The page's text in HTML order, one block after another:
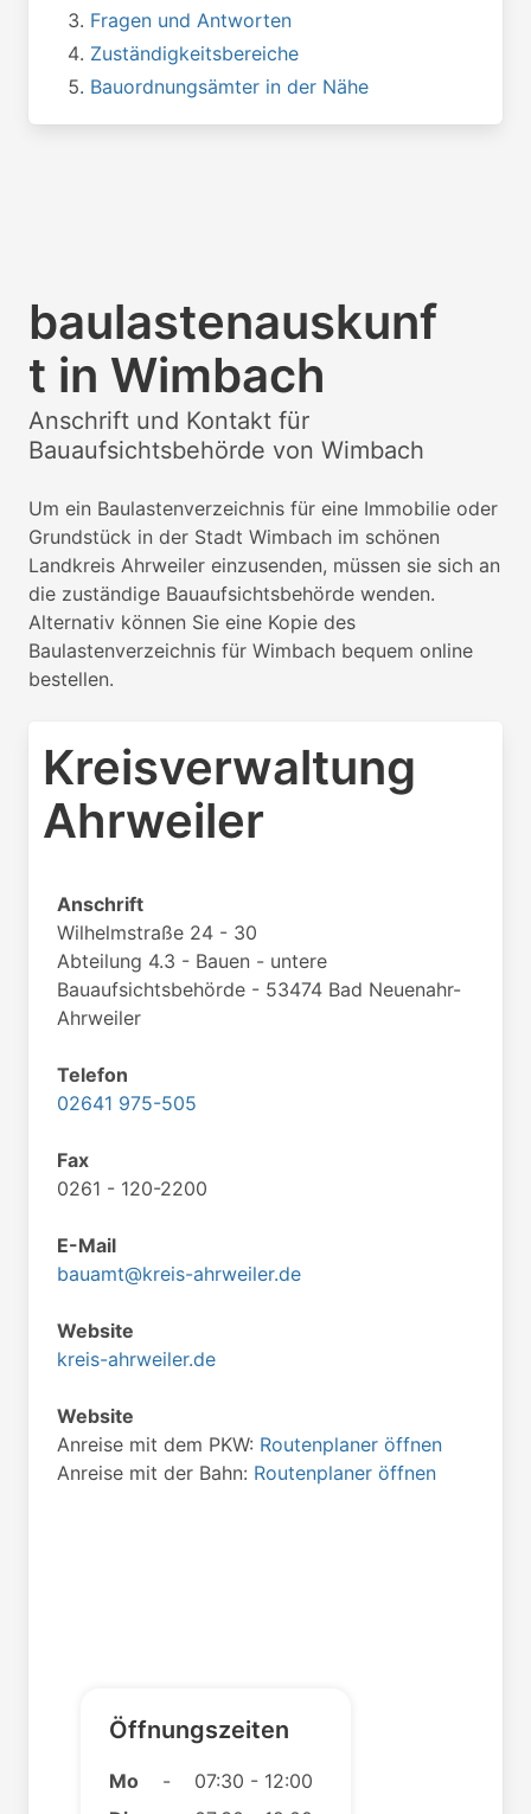
Fragen und Antworten
Zuständigkeitsbereiche
Bauordnungsämter in der Nähe
baulastenauskunf
t in Wimbach
Anschrift und Kontakt für
Bauaufsichtsbehörde von Wimbach
Um ein Baulastenverzeichnis für eine Immobilie oder
Grundstück in der Stadt Wimbach im schönen
Landkreis Ahrweiler einzusenden, müssen sie sich an
die zuständige Bauaufsichtsbehörde wenden.
Alternativ können Sie eine Kopie des
Baulastenverzeichnis für Wimbach bequem online
bestellen.
Kreisverwaltung
Ahrweiler
Anschrift
Wilhelmstraße 24 - 30
Abteilung 4.3 - Bauen - untere
Bauaufsichtsbehörde - 53474 Bad Neuenahr-
Ahrweiler
Telefon
02641 975-505
Fax
0261 - 120-2200
E-Mail
bauamt@kreis-ahrweiler.de
Website
kreis-ahrweiler.de
Website
Anreise mit dem PKW: Routenplaner öffnen
Anreise mit der Bahn: Routenplaner öffnen
Öffnungszeiten
Mo -
07:30 - 12:00